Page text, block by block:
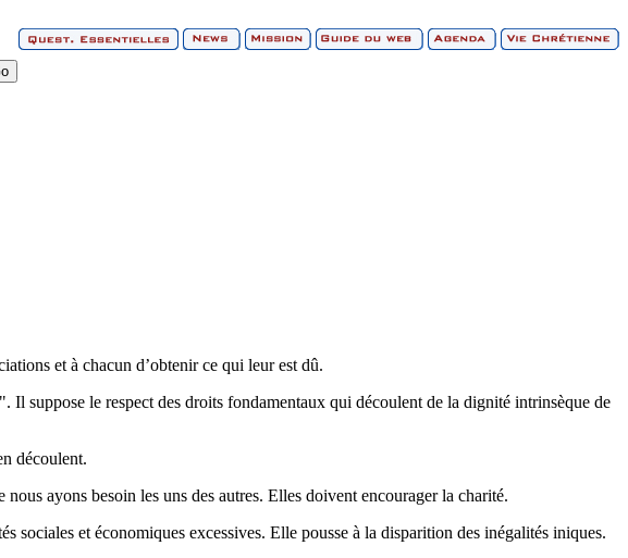
et à chacun d’obtenir ce qui leur est dû.
suppose le respect des droits fondamentaux qui découlent de la dignité intrinsèque de
découlent.
ayons besoin les uns des autres. Elles doivent encourager la charité.
sociales et économiques excessives. Elle pousse à la disparition des inégalités iniques.